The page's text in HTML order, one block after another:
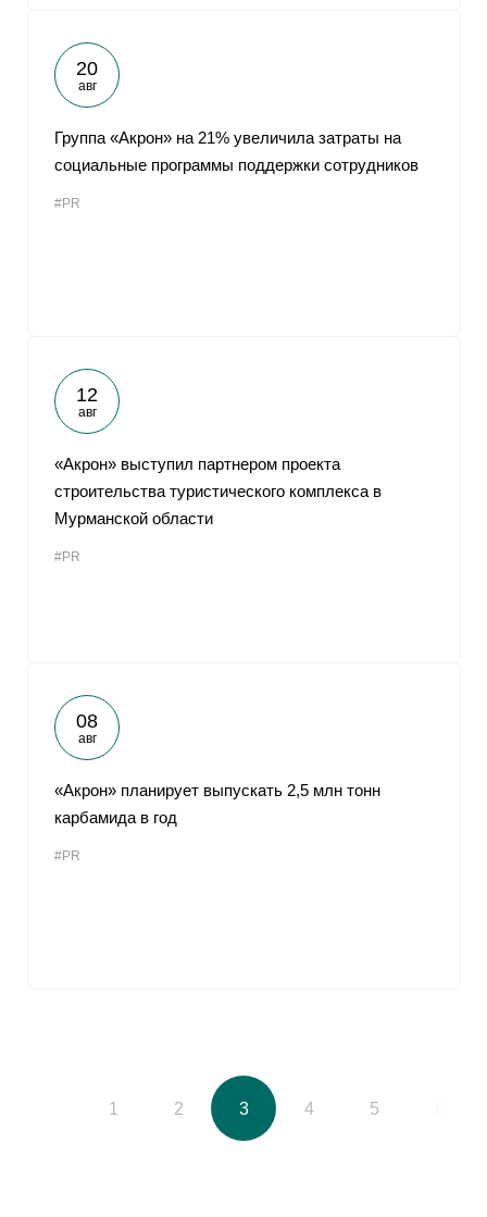
20
авг
Группа «Акрон» на 21% увеличила затраты на
социальные программы поддержки сотрудников
#PR
12
авг
«Акрон» выступил партнером проекта
строительства туристического комплекса в
Мурманской области
#PR
08
авг
«Акрон» планирует выпускать 2,5 млн тонн
карбамида в год
#PR
1 2 3 4 5